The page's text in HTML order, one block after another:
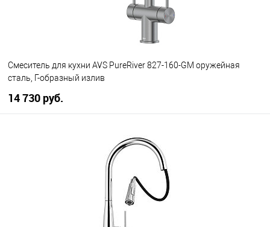
Смеситель для кухни AVS PureRiver 827-160-GM оружейная
сталь, Г-образный излив
14 730 руб.
В наличии